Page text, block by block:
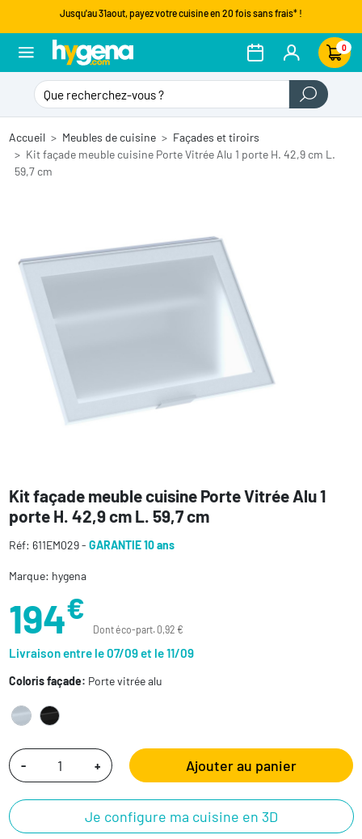
Jusqu'au 31aout, payez votre cuisine en 20 fois sans frais* !
0
Accueil Meubles de cuisine
Façades et tiroirs
Kit façade meuble cuisine Porte Vitrée Alu 1 porte H. 42,9 cm L.
59,7 cm
Kit façade meuble cuisine Porte Vitrée Alu 1
porte H. 42,9 cm L. 59,7 cm
Réf: 611EM029 - GARANTIE 10 ans
Marque: hygena
194€
Dont éco-part. 0,92 €
Livraison entre le 07/09 et le 11/09
Coloris façade: Porte vitrée alu
- + Ajouter au panier
Je configure ma cuisine en 3D